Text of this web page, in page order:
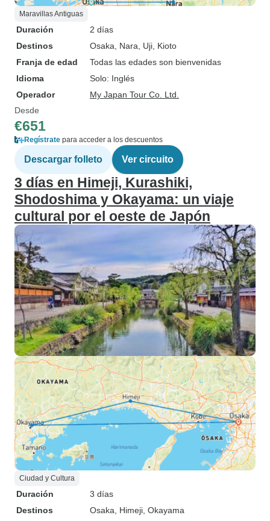
Maravillas Antiguas
Duración
2 días
Destinos
Osaka , Nara , Uji , Kioto
Franja de edad
Todas las edades son bienvenidas
Idioma
Solo: Inglés
Operador
My Japan Tour Co. Ltd.
Desde
€651
Regístrate para acceder a los descuentos
Descargar folleto Ver circuito
3 días en Himeji, Kurashiki,
Shodoshima y Okayama: un viaje
cultural por el oeste de Japón
Ciudad y Cultura
Duración
3 días
Destinos
Osaka , Himeji , Okayama